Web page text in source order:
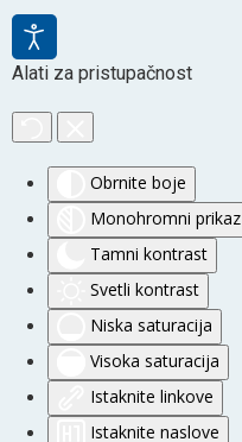
Alati za pristupačnost
Obrnite boje
Monohromni prikaz
Tamni kontrast
Svetli kontrast
Niska saturacija
Visoka saturacija
Istaknite linkove
Istaknite naslove